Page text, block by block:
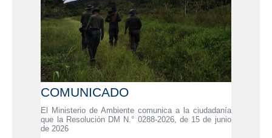
COMUNICADO
El Ministerio de Ambiente comunica a la ciudadanía
que la Resolución DM N.° 0288-2026, de 15 de junio
de 2026